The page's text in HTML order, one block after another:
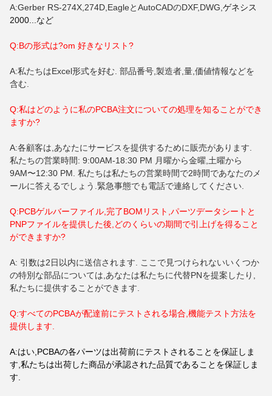
A:Gerber RS-274X,274D,EagleとAutoCADのDXF,DWG, ゲネシス
2000...など
Q:Bの形式は?om 好きなリスト?
A:私たちはExcel形式を好む. 部品番号,製造者,量,価値情報などを
含む.
Q:私はどのように私のPCBA注文についての処理を知ることができ
ますか?
A:各顧客は,あなたにサービスを提供するために販売があります.
私たちの営業時間: 9:00AM-18:30 PM 月曜から金曜,土曜から
9AM〜12:30 PM. 私たちは私たちの営業時間で2時間であなたのメ
ールに答えるでしょう.緊急事態でも電話で連絡してください.
Q:PCBゲルバーファイル,完了BOMリスト,パーツデータシートと
PNPファイルを提供した後,どのくらいの期間で引上げを得ること
ができますか?
A: 引数は2日以内に送信されます. ここで見つけられないいくつか
の特別な部品については,あなたは私たちに代替PNを提案したり,
私たちに提供することができます.
Q:すべてのPCBAが配達前にテストされる場合,機能テスト方法を
提供します.
A:はい,PCBAの各パーツは出荷前にテストされることを保証しま
す,私たちは出荷した商品が承認された品質であることを保証しま
す.